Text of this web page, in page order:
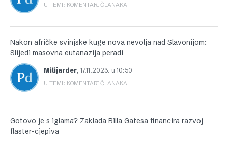
U TEMI: KOMENTARI ČLANAKA
Nakon afričke svinjske kuge nova nevolja nad Slavonijom:
Slijedi masovna eutanazija peradi
Milijarder, 17.11.2023. u 10:50
U TEMI: KOMENTARI ČLANAKA
Gotovo je s iglama? Zaklada Billa Gatesa financira razvoj
flaster-cjepiva